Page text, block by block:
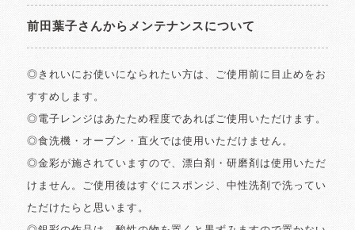
前田葉子さんからメンテナンスについて
◎きれいにお使いになられたい方は、ご使用前に目止めをお
すすめします。
◎電子レンジはあたため程度であればご使用いただけます。
◎食洗機・オーブン・直火では使用いただけません。
◎金彩が施されていますので、漂白剤・研磨剤は使用いただ
けません。ご使用後はすぐにスポンジ、中性洗剤で洗ってい
ただけたらと思います。